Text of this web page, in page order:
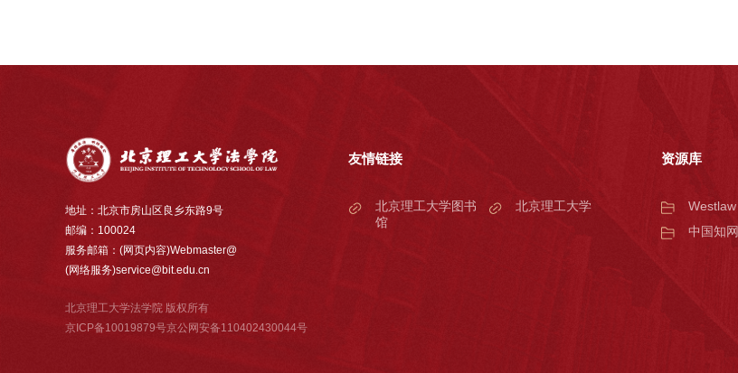
地址：北京市房山区良乡东路9号
邮编：100024
服务邮箱：(网页内容)Webmaster@
(网络服务)service@bit.edu.cn
北京理工大学法学院 版权所有
京ICP备10019879号京公网安备110402430044号
友情链接
北京理工大学图书
馆
北京理工大学
资源库
Westlaw
中国知网